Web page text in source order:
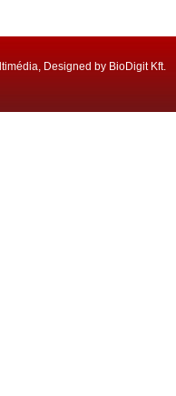
Designed by BioDigit Kft.